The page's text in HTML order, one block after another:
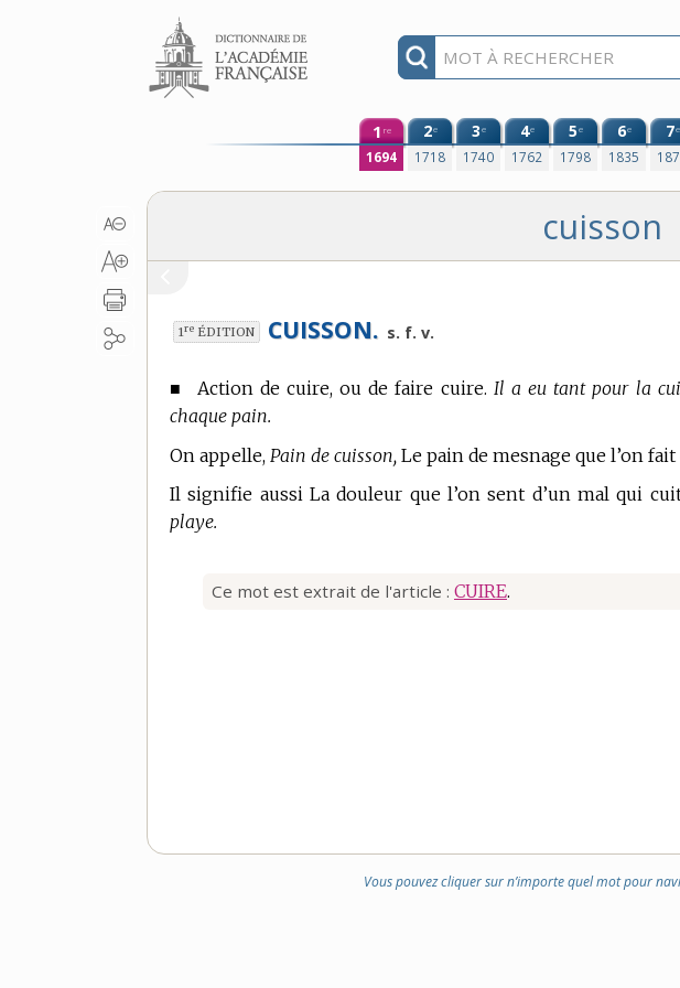
Aller au contenu
1 re
1694
2e
1718
3e
1740
4e
1762
5e
1798
6e
1835
7e
cuisson
1re ÉDITION CUISSON. s. f. v.
■ Action de cuire, ou de faire cuire. Il a eu tant pour la
chaque pain.
On appelle, Pain de cuisson, Le pain de mesnage que l’on fait
Il signifie aussi La douleur que l’on sent d’un mal qui
playe.
Ce mot est extrait de l'article : CUIRE.
Vous pouvez cliquer sur n’importe quel mot pour